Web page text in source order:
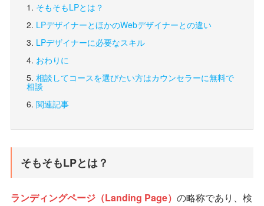
そもそもLPとは？
LPデザイナーとほかのWebデザイナーとの違い
LPデザイナーに必要なスキル
おわりに
相談してコースを選びたい方はカウンセラーに無料で
相談
関連記事
そもそもLPとは？
ランディングページ（Landing Page） の略称であり、検